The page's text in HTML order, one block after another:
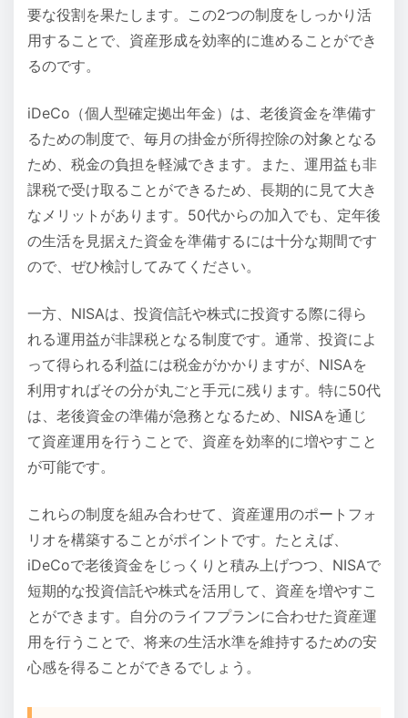
要な役割を果たします。この2つの制度をしっかり活
用することで、資産形成を効率的に進めることができ
るのです。
iDeCo（個人型確定拠出年金）は、老後資金を準備す
るための制度で、毎月の掛金が所得控除の対象となる
ため、税金の負担を軽減できます。また、運用益も非
課税で受け取ることができるため、長期的に見て大き
なメリットがあります。50代からの加入でも、定年後
の生活を見据えた資金を準備するには十分な期間です
ので、ぜひ検討してみてください。
一方、NISAは、投資信託や株式に投資する際に得ら
れる運用益が非課税となる制度です。通常、投資によ
って得られる利益には税金がかかりますが、NISAを
利用すればその分が丸ごと手元に残ります。特に50代
は、老後資金の準備が急務となるため、NISAを通じ
て資産運用を行うことで、資産を効率的に増やすこと
が可能です。
これらの制度を組み合わせて、資産運用のポートフォ
リオを構築することがポイントです。たとえば、
iDeCoで老後資金をじっくりと積み上げつつ、NISAで
短期的な投資信託や株式を活用して、資産を増やすこ
とができます。自分のライフプランに合わせた資産運
用を行うことで、将来の生活水準を維持するための安
心感を得ることができるでしょう。